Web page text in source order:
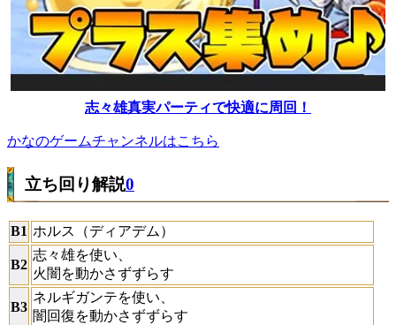
志々雄真実パーティで快適に周回！
かなのゲームチャンネルはこちら
立ち回り解説0
B1 ホルス（ディアデム）
B2
志々雄を使い、
火闇を動かさずずらす
B3
ネルギガンテを使い、
闇回復を動かさずずらす